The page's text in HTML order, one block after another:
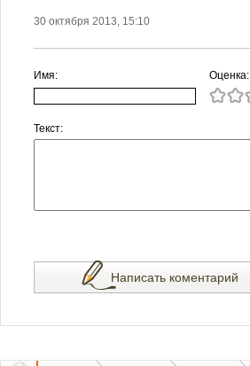
30 октября 2013, 15:10
Имя: Оценка:
Текст:
Написать коментарий